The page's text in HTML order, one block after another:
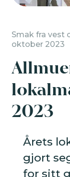
Smak fra vest
oktober 2023
2023
Årets
gjort
for sitt